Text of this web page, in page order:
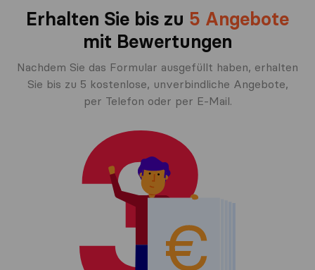
Erhalten Sie bis zu 5 Angebote
mit Bewertungen
Nachdem Sie das Formular ausgefüllt haben, erhalten
Sie bis zu 5 kostenlose, unverbindliche Angebote,
per Telefon oder per E-Mail.